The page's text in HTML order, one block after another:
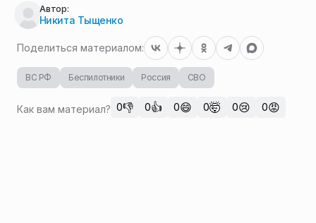
Автор:
Никита Тыщенко
Поделиться материалом:
ВС РФ Беспилотники Россия СВО
Как вам материал? 0👎 0👍 0😄 0🤯 0😢 0😡